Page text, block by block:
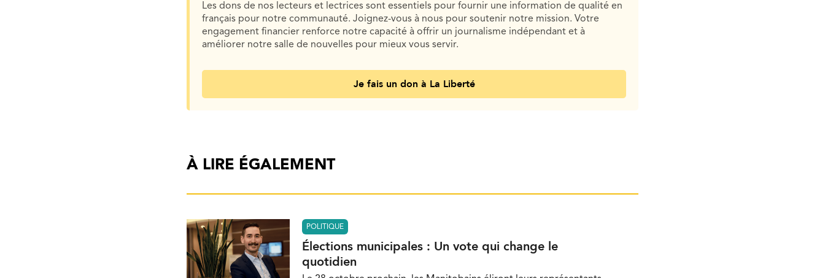
Les dons de nos lecteurs et lectrices sont essentiels pour fournir une information de qualité en
français pour notre communauté. Joignez-vous à nous pour soutenir notre mission. Votre
engagement financier renforce notre capacité à offrir un journalisme indépendant et à
améliorer notre salle de nouvelles pour mieux vous servir.
Je fais un don à La Liberté
À LIRE ÉGALEMENT
POLITIQUE
Élections municipales : Un vote qui change le
quotidien